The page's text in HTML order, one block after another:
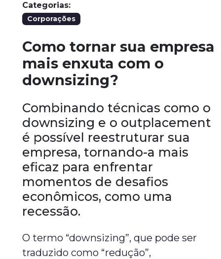
Categorias:
Corporações
Como tornar sua empresa
mais enxuta com o
downsizing?
Combinando técnicas como o
downsizing e o outplacement
é possível reestruturar sua
empresa, tornando-a mais
eficaz para enfrentar
momentos de desafios
econômicos, como uma
recessão.
O termo “downsizing”, que pode ser
traduzido como “redução”,